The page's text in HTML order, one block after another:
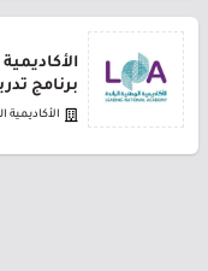
برنامج
الأكاديمية